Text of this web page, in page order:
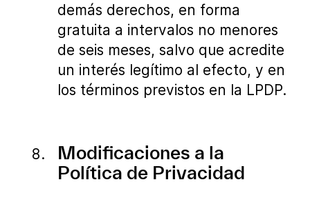
demás derechos, en forma
gratuita a intervalos no menores
de seis meses, salvo que acredite
un interés legítimo al efecto, y en
los términos previstos en la LPDP.
Modificaciones a la
Política de Privacidad